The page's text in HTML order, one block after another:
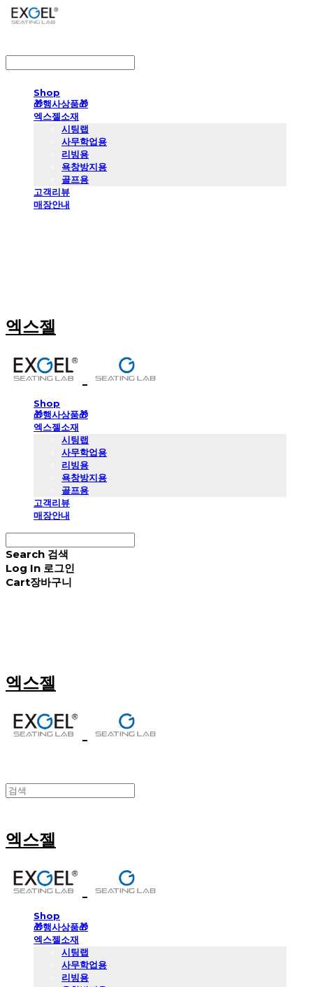
Shop
🎁행사상품🎁
엑스젤소재
시팅랩
사무학업용
리빙용
욕창방지용
골프용
고객리뷰
매장안내
엑스젤
Shop
🎁행사상품🎁
엑스젤소재
시팅랩
사무학업용
리빙용
욕창방지용
골프용
고객리뷰
매장안내
Search 검색
Log In 로그인
Cart장바구니
엑스젤
엑스젤
Shop
🎁행사상품🎁
엑스젤소재
시팅랩
사무학업용
리빙용